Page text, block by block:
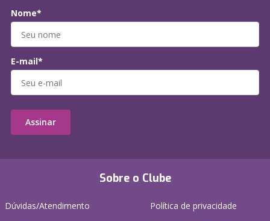
Sobre o Clube
Dúvidas/Atendimento
Política de privacidade
Nome*
E-mail*
Assinar